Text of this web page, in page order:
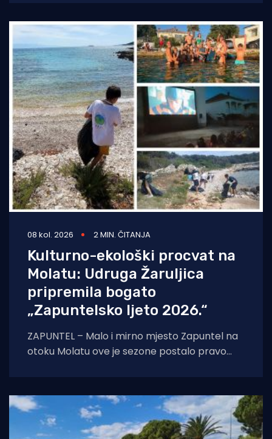
08 kol. 2026 2 MIN. ČITANJA
Kulturno-ekološki procvat na
Molatu: Udruga Žaruljica
pripremila bogato
„Zapuntelsko ljeto 2026.“
ZAPUNTEL – Malo i mirno mjesto Zapuntel na
otoku Molatu ove je sezone postalo pravo